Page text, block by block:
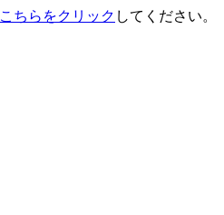
こちらをクリック してください。